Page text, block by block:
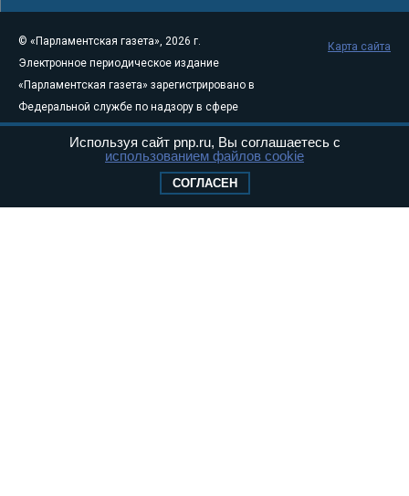
© «Парламентская газета», 2026 г.
Электронное периодическое издание
«Парламентская газета» зарегистрировано в
Федеральной службе по надзору в сфере
связи, информационных технологий и
массовых коммуникаций (Роскомнадзор) 05
Свидетельство о регистрации Эл № ФС77-
Карта сайта
Используя сайт pnp.ru, Вы соглашаетесь с
использованием файлов cookie
СОГЛАСЕН